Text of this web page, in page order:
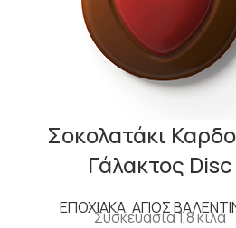
Σοκολατάκι
Γάλακτος Disc
ΕΠΟΧΙΑΚΑ, ΑΓΙΟΣ
Συσκευασία 1,8 κιλά